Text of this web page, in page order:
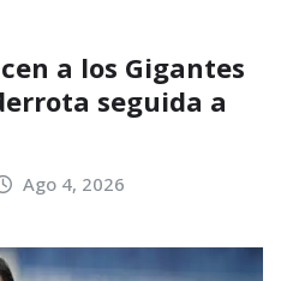
a los Gigantes
seguida a
Ago 4, 2026